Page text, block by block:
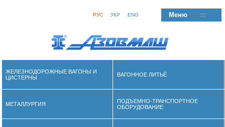
РУС УКР ENG Меню
ЖЕЛЕЗНОДОРОЖНЫЕ ВАГОНЫ И
ЦИСТЕРНЫ
ВАГОННОЕ ЛИТЬЁ
МЕТАЛЛУРГИЯ
ПОДЪЕМНО-ТРАНСПОРТНОЕ
ОБОРУДОВАНИЕ